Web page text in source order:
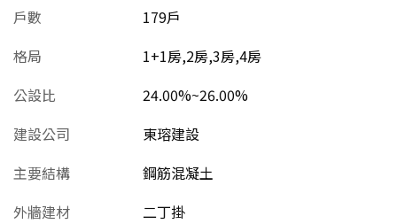
戶數
179戶
格局
1+1房,2房,3房,4房
公設比
24.00%~26.00%
建設公司
東瑢建設
主要結構
鋼筋混凝土
外牆建材
二丁掛